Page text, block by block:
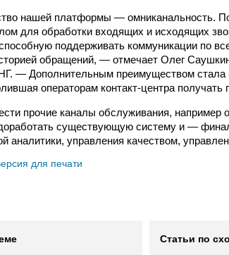
нашей платформы — омниканальность.
для обработки входящих и исходящих
поддерживать коммуникации по
обращений, — отмечает Олег
— Дополнительным преимуществом стала
операторам контакт-центра
прочие каналы обслуживания, например
существующую систему и —
аналитики, управления качеством,
для печати
Статьи по